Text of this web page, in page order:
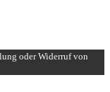
oder Widerruf von